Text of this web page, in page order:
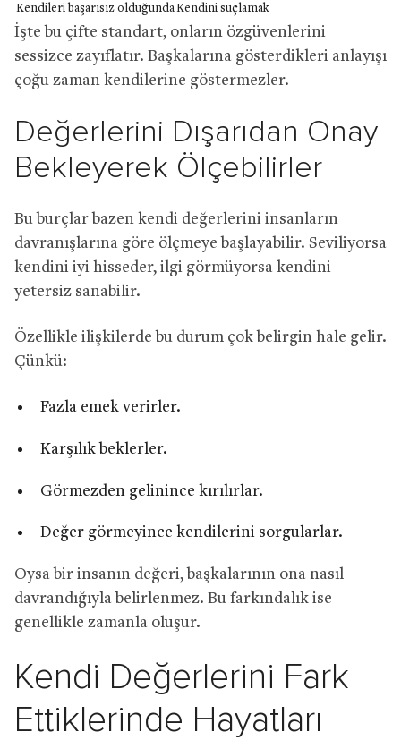
Kendileri başarısız olduğundaKendini suçlamak
İşte bu çifte standart, onların özgüvenlerini
sessizce zayıflatır. Başkalarına gösterdikleri anlayışı
çoğu zaman kendilerine göstermezler.
Değerlerini Dışarıdan Onay
Bekleyerek Ölçebilirler
Bu burçlar bazen kendi değerlerini insanların
davranışlarına göre ölçmeye başlayabilir. Seviliyorsa
kendini iyi hisseder, ilgi görmüyorsa kendini
yetersiz sanabilir.
Özellikle ilişkilerde bu durum çok belirgin hale gelir.
Çünkü:
Fazla emek verirler.
Karşılık beklerler.
Görmezden gelinince kırılırlar.
Değer görmeyince kendilerini sorgularlar.
Oysa bir insanın değeri, başkalarının ona nasıl
davrandığıyla belirlenmez. Bu farkındalık ise
genellikle zamanla oluşur.
Kendi Değerlerini Fark
Ettiklerinde Hayatları